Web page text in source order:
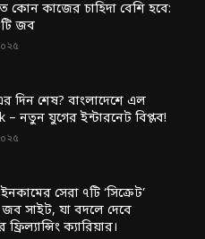
কোন কাজের চাহিদা বেশি হবে:
টি জব
দিন শেষ? বাংলাদেশে এল
– নতুন যুগের ইন্টারনেট বিপ্লব!
সেরা ৭টি ‘সিক্রেট’
সাইট, যা বদলে দেবে
ক্যারিয়ার।